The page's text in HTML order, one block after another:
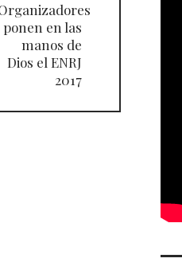
ponen en las
manos de
Dios el ENRJ
2017